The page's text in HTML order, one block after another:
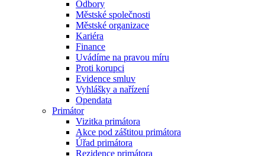
Odbory
Městské společnosti
Městské organizace
Kariéra
Finance
Uvádíme na pravou míru
Proti korupci
Evidence smluv
Vyhlášky a nařízení
Opendata
Primátor
Vizitka primátora
Akce pod záštitou primátora
Úřad primátora
Rezidence primátora